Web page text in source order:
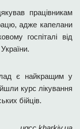
працівникам
адже капелани
госпіталі від
є найкращим у
курс лікування
бійців.